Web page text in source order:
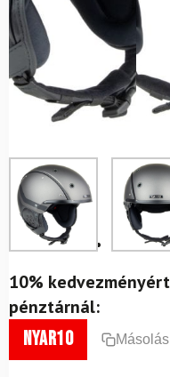
10%
pénztárnál:
nyar10